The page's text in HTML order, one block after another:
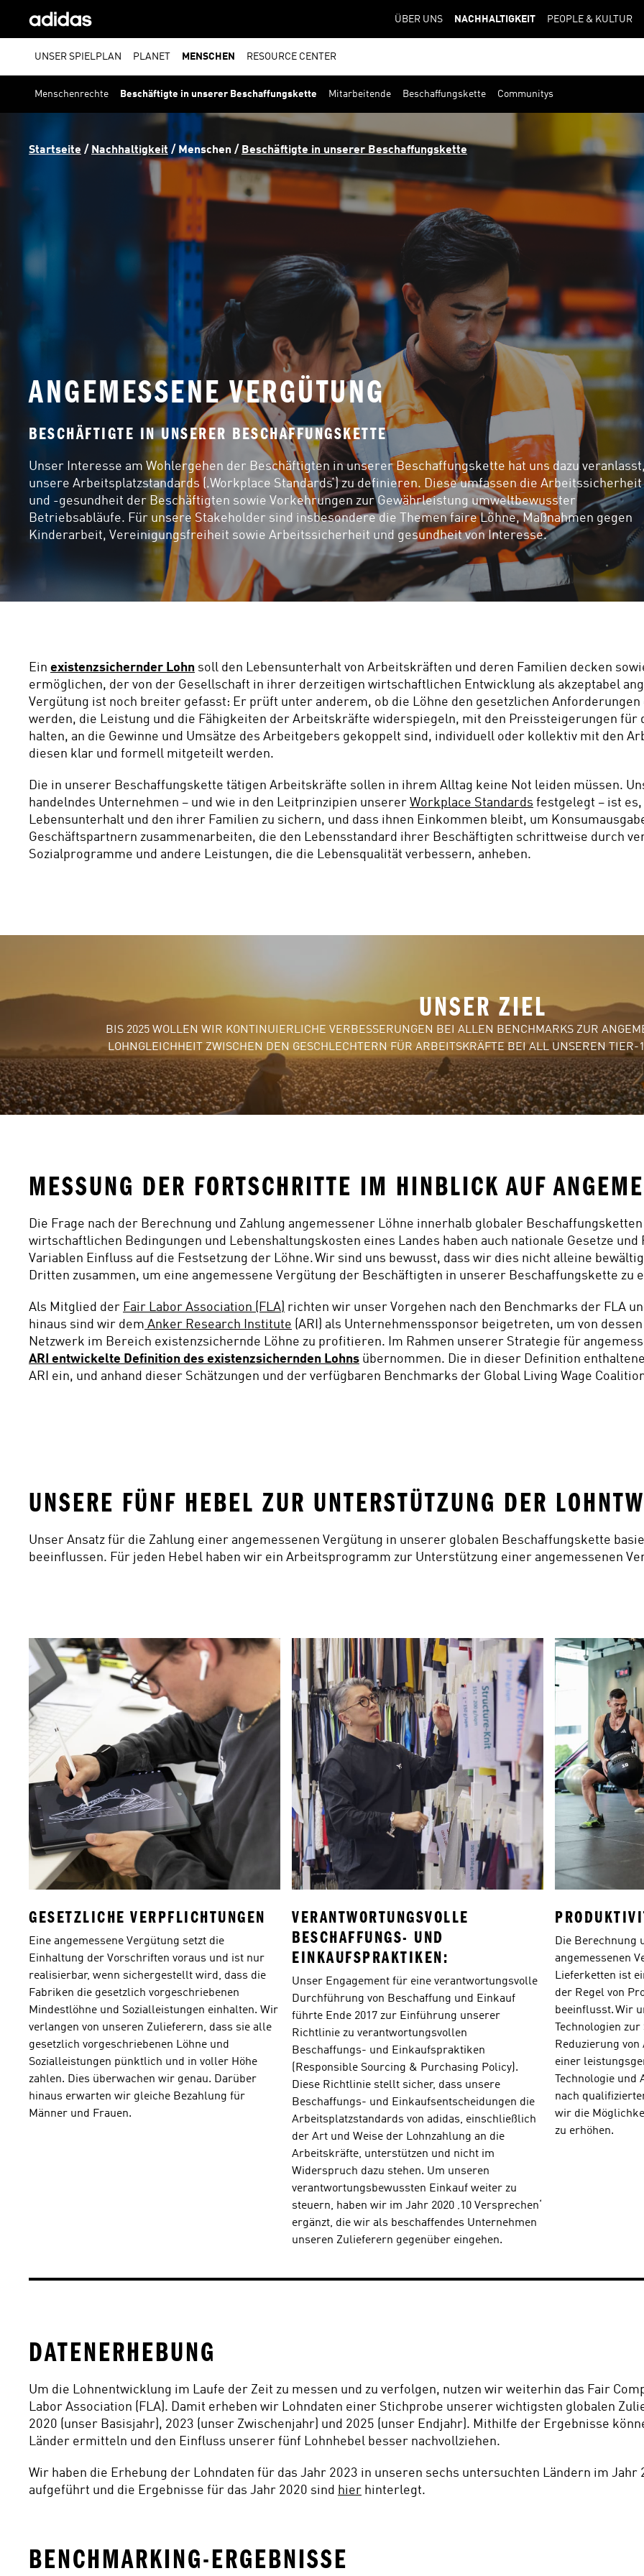
ÜBER UNS NACHHALTIGKEIT PEOPLE & KULTUR
UNSER SPIELPLAN PLANET MENSCHEN RESOURCE CENTER
Menschenrechte Beschäftigte in unserer Beschaffungskette Mitarbeitende Beschaffungskette Communitys
Startseite / Nachhaltigkeit / Menschen / Beschäftigte in unserer Beschaffungskette
ANGEMESSENE VERGÜTUNG
BESCHÄFTIGTE IN UNSERER BESCHAFFUNGSKETTE
Unser Interesse am Wohlergehen der Beschäftigten in unserer Beschaffungskette hat uns dazu veranlasst,
unsere Arbeitsplatzstandards (‚Workplace Standards‘) zu definieren. Diese umfassen die Arbeitssicherheit
und -gesundheit der Beschäftigten sowie Vorkehrungen zur Gewährleistung umweltbewusster
Betriebsabläufe. Für unsere Stakeholder sind insbesondere die Themen faire Löhne, Maßnahmen gegen
Kinderarbeit, Vereinigungsfreiheit sowie Arbeitssicherheit und gesundheit von Interesse.
Ein existenzsichernder Lohn soll den Lebensunterhalt von Arbeitskräften und deren Familien decken
ermöglichen, der von der Gesellschaft in ihrer derzeitigen wirtschaftlichen Entwicklung als akzeptabel
Vergütung ist noch breiter gefasst: Er prüft unter anderem, ob die Löhne den gesetzlichen
werden, die Leistung und die Fähigkeiten der Arbeitskräfte widerspiegeln, mit den Preissteigerungen
halten, an die Gewinne und Umsätze des Arbeitgebers gekoppelt sind, individuell oder kollektiv mit den
diesen klar und formell mitgeteilt werden.
Die in unserer Beschaffungskette tätigen Arbeitskräfte sollen in ihrem Alltag keine Not leiden müssen.
handelndes Unternehmen – und wie in den Leitprinzipien unserer Workplace Standards festgelegt – ist
Lebensunterhalt und den ihrer Familien zu sichern, und dass ihnen Einkommen bleibt, um
Geschäftspartnern zusammenarbeiten, die den Lebensstandard ihrer Beschäftigten schrittweise durch
Sozialprogramme und andere Leistungen, die die Lebensqualität verbessern, anheben.
UNSER ZIEL
BIS 2025 WOLLEN WIR KONTINUIERLICHE VERBESSERUNGEN BEI ALLEN BENCHMARKS ZUR
LOHNGLEICHHEIT ZWISCHEN DEN GESCHLECHTERN FÜR ARBEITSKRÄFTE BEI ALL UNSEREN
MESSUNG DER FORTSCHRITTE IM HINBLICK AUF
Die Frage nach der Berechnung und Zahlung angemessener Löhne innerhalb globaler
wirtschaftlichen Bedingungen und Lebenshaltungskosten eines Landes haben auch nationale Gesetze
Variablen Einfluss auf die Festsetzung der Löhne. Wir sind uns bewusst, dass wir dies nicht alleine
Dritten zusammen, um eine angemessene Vergütung der Beschäftigten in unserer Beschaffungskette zu
Als Mitglied der Fair Labor Association (FLA) richten wir unser Vorgehen nach den Benchmarks der FLA
hinaus sind wir dem Anker Research Institute (ARI) als Unternehmenssponsor beigetreten, um von
Netzwerk im Bereich existenzsichernde Löhne zu profitieren. Im Rahmen unserer Strategie für
ARI entwickelte Definition des existenzsichernden Lohns übernommen. Die in dieser Definition
ARI ein, und anhand dieser Schätzungen und der verfügbaren Benchmarks der Global Living Wage
UNSERE FÜNF HEBEL ZUR UNTERSTÜTZUNG DER
Unser Ansatz für die Zahlung einer angemessenen Vergütung in unserer globalen Beschaffungskette
beeinflussen. Für jeden Hebel haben wir ein Arbeitsprogramm zur Unterstützung einer angemessenen
GESETZLICHE VERPFLICHTUNGEN
Eine angemessene Vergütung setzt die
Einhaltung der Vorschriften voraus und ist nur
realisierbar, wenn sichergestellt wird, dass die
Fabriken die gesetzlich vorgeschriebenen
Mindestlöhne und Sozialleistungen einhalten. Wir
verlangen von unseren Zulieferern, dass sie alle
gesetzlich vorgeschriebenen Löhne und
Sozialleistungen pünktlich und in voller Höhe
zahlen. Dies überwachen wir genau. Darüber
hinaus erwarten wir gleiche Bezahlung für
Männer und Frauen.
VERANTWORTUNGSVOLLE
BESCHAFFUNGS- UND
EINKAUFSPRAKTIKEN:
Unser Engagement für eine verantwortungsvolle
Durchführung von Beschaffung und Einkauf
führte Ende 2017 zur Einführung unserer
Richtlinie zu verantwortungsvollen
Beschaffungs- und Einkaufspraktiken
(Responsible Sourcing & Purchasing Policy).
Diese Richtlinie stellt sicher, dass unsere
Beschaffungs- und Einkaufsentscheidungen die
Arbeitsplatzstandards von adidas, einschließlich
der Art und Weise der Lohnzahlung an die
Arbeitskräfte, unterstützen und nicht im
Widerspruch dazu stehen. Um unseren
verantwortungsbewussten Einkauf weiter zu
steuern, haben wir im Jahr 2020 ‚10 Versprechen‘
ergänzt, die wir als beschaffendes Unternehmen
unseren Zulieferern gegenüber eingehen.
Die Berechnung
angemessenen
Lieferketten ist
der Regel von
beeinflusst. Wir
Technologien
Reduzierung
einer
Technologie
nach
wir die
zu erhöhen.
DATENERHEBUNG
Um die Lohnentwicklung im Laufe der Zeit zu messen und zu verfolgen, nutzen wir weiterhin das Fair
Labor Association (FLA). Damit erheben wir Lohndaten einer Stichprobe unserer wichtigsten globalen
2020 (unser Basisjahr), 2023 (unser Zwischenjahr) und 2025 (unser Endjahr). Mithilfe der Ergebnisse
Länder ermitteln und den Einfluss unserer fünf Lohnhebel besser nachvollziehen.
Wir haben die Erhebung der Lohndaten für das Jahr 2023 in unseren sechs untersuchten Ländern im
aufgeführt und die Ergebnisse für das Jahr 2020 sind hier hinterlegt.
BENCHMARKING-ERGEBNISSE